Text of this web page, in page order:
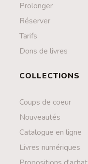
Prolonger
Réserver
Tarifs
Dons de livres
COLLECTIONS
Coups de coeur
Nouveautés
Catalogue en ligne
Livres numériques